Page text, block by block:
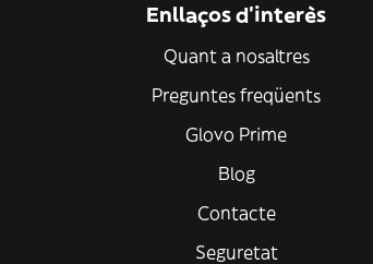
Enllaços d'interès
Quant a nosaltres
Preguntes freqüents
Glovo Prime
Blog
Contacte
Seguretat